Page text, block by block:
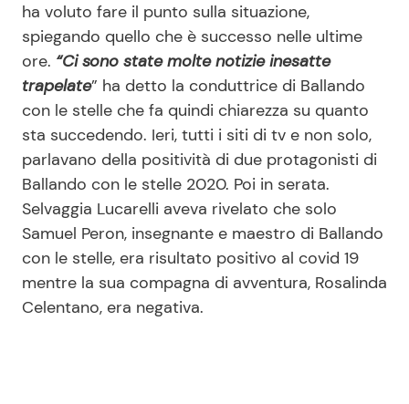
Salute
Viaggi e Turismo
Festività
Ricette Facili e Veloci
Ricette Feste
Ricette per Bambini
Seguici
Info
ha voluto fare il punto sulla situazione,
spiegando quello che è successo nelle ultime
ore. “Ci sono state molte notizie inesatte
trapelate” ha detto la conduttrice di Ballando
con le stelle che fa quindi chiarezza su quanto
sta succedendo. Ieri, tutti i siti di tv e non solo,
parlavano della positività di due protagonisti di
Ballando con le stelle 2020. Poi in serata.
Selvaggia Lucarelli aveva rivelato che solo
Samuel Peron, insegnante e maestro di Ballando
con le stelle, era risultato positivo al covid 19
mentre la sua compagna di avventura, Rosalinda
Celentano, era negativa.